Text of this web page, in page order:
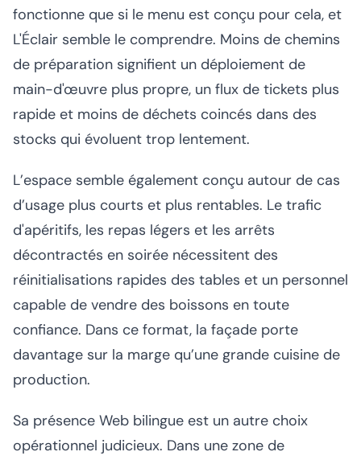
fonctionne que si le menu est conçu pour cela, et
L'Éclair semble le comprendre. Moins de chemins
de préparation signifient un déploiement de
main-d'œuvre plus propre, un flux de tickets plus
rapide et moins de déchets coincés dans des
stocks qui évoluent trop lentement.
L’espace semble également conçu autour de cas
d’usage plus courts et plus rentables. Le trafic
d'apéritifs, les repas légers et les arrêts
décontractés en soirée nécessitent des
réinitialisations rapides des tables et un personnel
capable de vendre des boissons en toute
confiance. Dans ce format, la façade porte
davantage sur la marge qu’une grande cuisine de
production.
Sa présence Web bilingue est un autre choix
opérationnel judicieux. Dans une zone de